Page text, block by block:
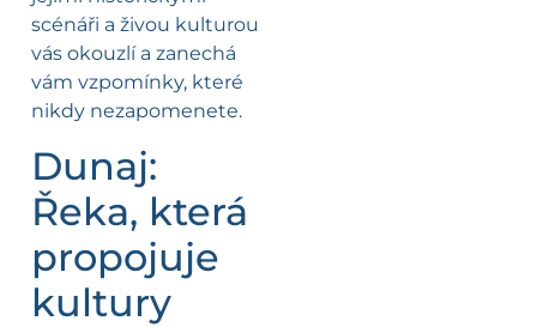
scénáři a živou kulturou
vás okouzlí a zanechá
vám vzpomínky, které
nikdy nezapomenete.
Dunaj:
Řeka, která
propojuje
kultury